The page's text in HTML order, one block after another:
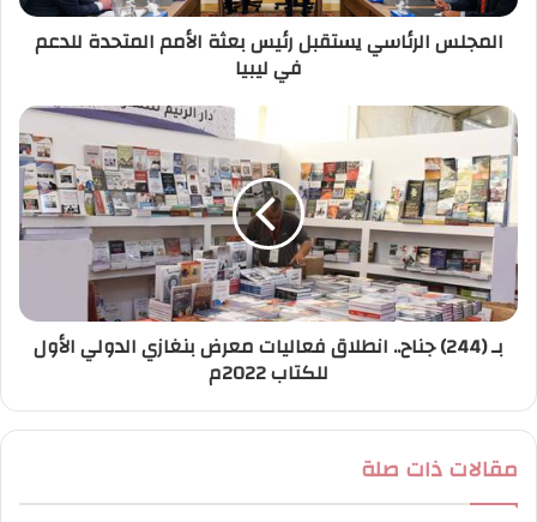
ر
المجلس الرئاسي يستقبل رئيس بعثة الأمم المتحدة للدعم
في ليبيا
بـ (244) جناح.. انطلاق فعاليات معرض بنغازي الدولي الأول
للكتاب 2022م
مقالات ذات صلة